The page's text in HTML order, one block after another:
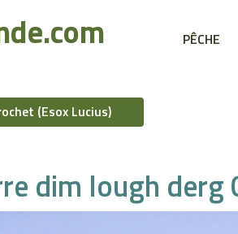
PÊCHE
(Esox Lucius)
dim lough derg